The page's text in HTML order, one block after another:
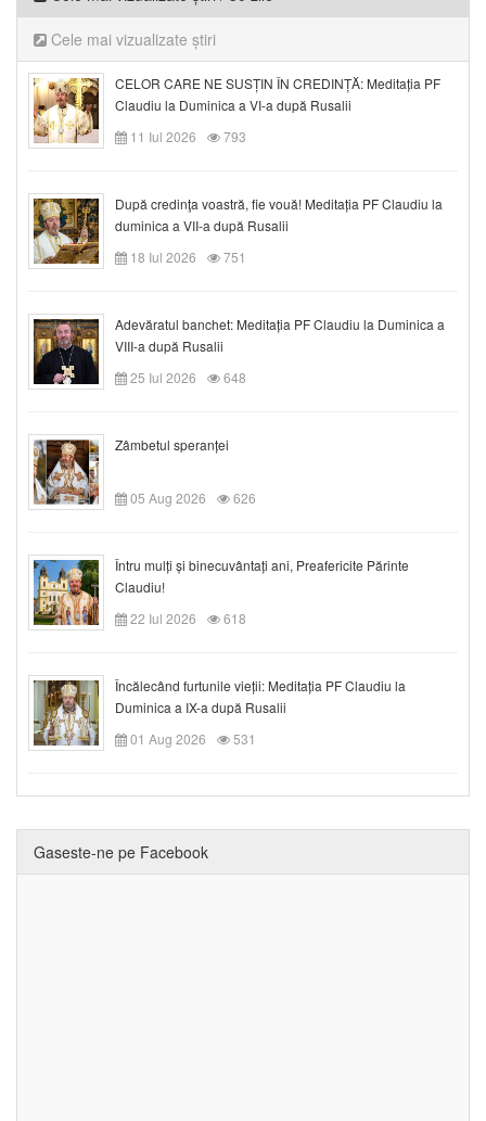
Cele mai vizualizate știri
CELOR CARE NE SUSȚIN ÎN CREDINȚĂ: Meditația PF
Claudiu la Duminica a VI-a după Rusalii
11 Iul 2026
793
După credinţa voastră, fie vouă! Meditația PF Claudiu la
duminica a VII-a după Rusalii
18 Iul 2026
751
Adevăratul banchet: Meditația PF Claudiu la Duminica a
VIII-a după Rusalii
25 Iul 2026
648
Zâmbetul speranței
05 Aug 2026 626
Întru mulți și binecuvântați ani, Preafericite Părinte
Claudiu!
22 Iul 2026
618
Încălecând furtunile vieții: Meditația PF Claudiu la
Duminica a IX-a după Rusalii
01 Aug 2026
531
Gaseste-ne pe Facebook